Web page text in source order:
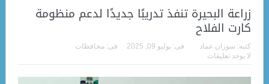
زراعة البحيرة تنفذ تدريبًا جديدًا لدعم منظومة
كارت الفلاح
كتبه: سوزان عماد فى: يوليو 09, 2025 فى: محافظات
لا يوجد تعليقات